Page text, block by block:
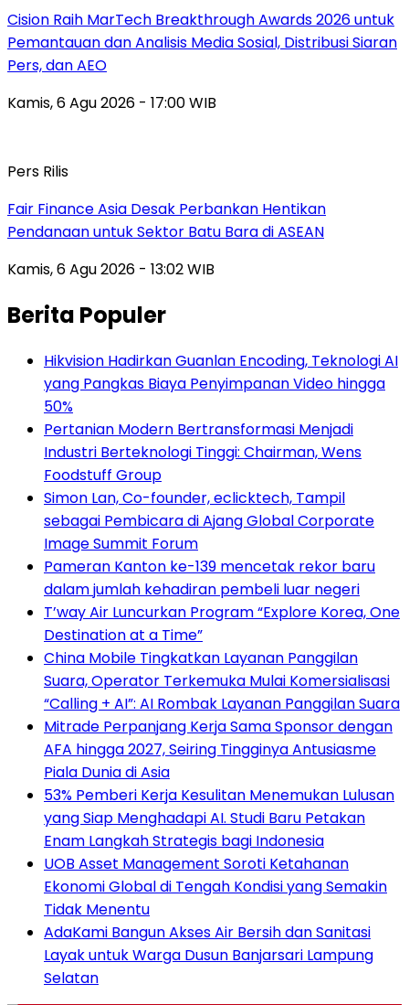
Cision Raih MarTech Breakthrough Awards 2026 untuk
Pemantauan dan Analisis Media Sosial, Distribusi Siaran
Pers, dan AEO
Kamis, 6 Agu 2026 - 17:00 WIB
Pers Rilis
Fair Finance Asia Desak Perbankan Hentikan
Pendanaan untuk Sektor Batu Bara di ASEAN
Kamis, 6 Agu 2026 - 13:02 WIB
Berita Populer
Hikvision Hadirkan Guanlan Encoding, Teknologi AI
yang Pangkas Biaya Penyimpanan Video hingga
50%
Pertanian Modern Bertransformasi Menjadi
Industri Berteknologi Tinggi: Chairman, Wens
Foodstuff Group
Simon Lan, Co-founder, eclicktech, Tampil
sebagai Pembicara di Ajang Global Corporate
Image Summit Forum
Pameran Kanton ke-139 mencetak rekor baru
dalam jumlah kehadiran pembeli luar negeri
T’way Air Luncurkan Program “Explore Korea, One
Destination at a Time”
China Mobile Tingkatkan Layanan Panggilan
Suara, Operator Terkemuka Mulai Komersialisasi
“Calling + AI”: AI Rombak Layanan Panggilan Suara
Mitrade Perpanjang Kerja Sama Sponsor dengan
AFA hingga 2027, Seiring Tingginya Antusiasme
Piala Dunia di Asia
53% Pemberi Kerja Kesulitan Menemukan Lulusan
yang Siap Menghadapi AI. Studi Baru Petakan
Enam Langkah Strategis bagi Indonesia
UOB Asset Management Soroti Ketahanan
Ekonomi Global di Tengah Kondisi yang Semakin
Tidak Menentu
AdaKami Bangun Akses Air Bersih dan Sanitasi
Layak untuk Warga Dusun Banjarsari Lampung
Selatan